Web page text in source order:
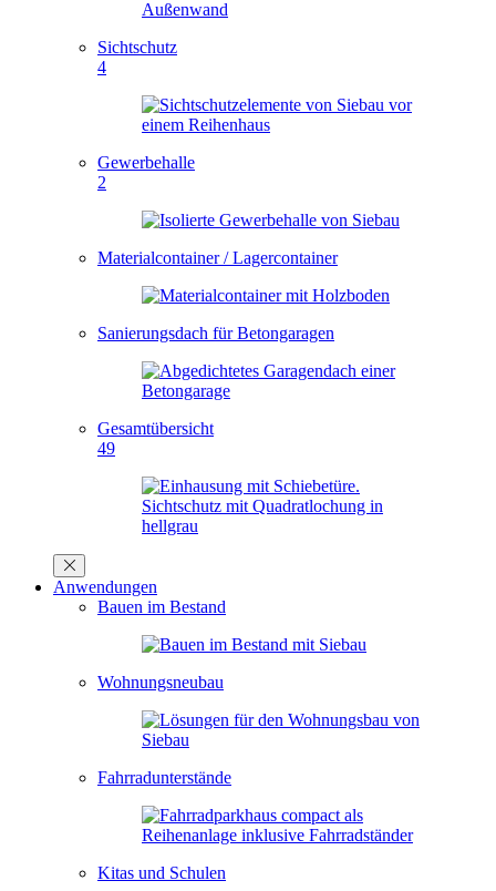
Sichtschutz
4
Gewerbehalle
2
Materialcontainer / Lagercontainer
Sanierungsdach für Betongaragen
Gesamtübersicht
49
Anwendungen
Bauen im Bestand
Wohnungsneubau
Fahrradunterstände
Kitas und Schulen